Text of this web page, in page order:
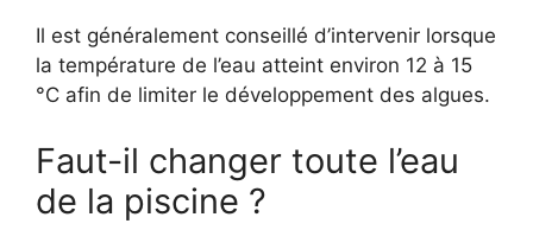
Il est généralement conseillé d’intervenir lorsque
la température de l’eau atteint environ 12 à 15
°C afin de limiter le développement des algues.
Faut-il changer toute l’eau
de la piscine ?